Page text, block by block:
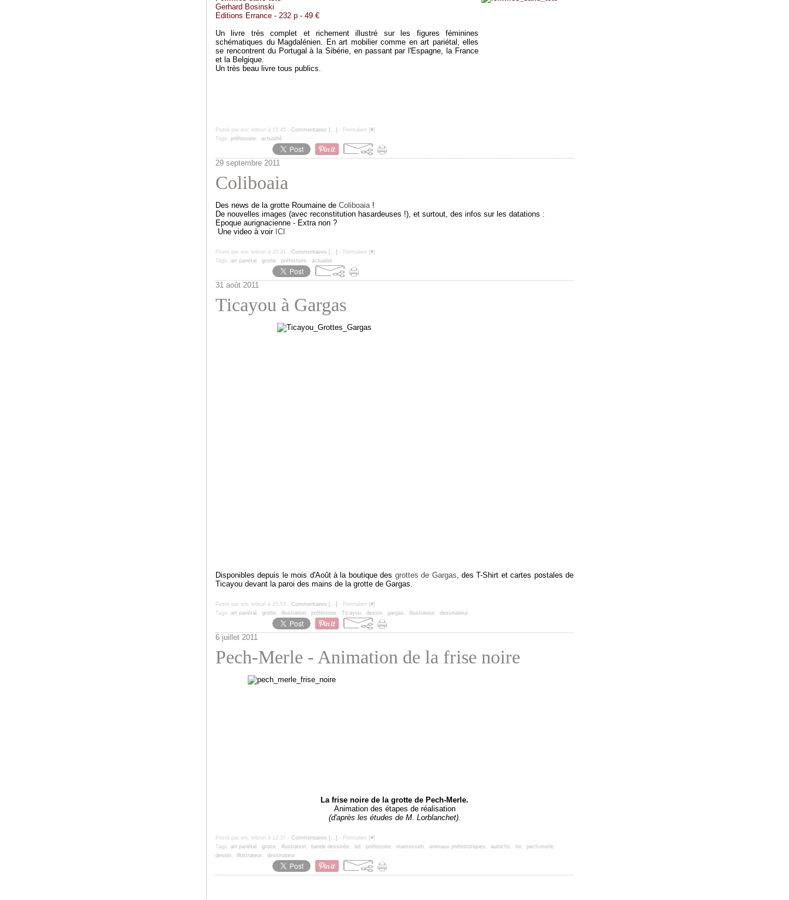
Gerhard Bosinski
Editions Errance - 232 p - 49 €
Un livre très complet et richement illustré sur les figures féminines
schématiques du Magdalénien. En art mobilier comme en art pariétal, elles
se rencontrent du Portugal à la Sibérie, en passant par l'Espagne, la France
et la Belgique.
Un très beau livre tous publics.
Posté par eric lebrun à 15:45 - Commentaires [ …] - Permalien [ #]
Tags: préhistoire, actualité
29 septembre 2011
Coliboaia
Des news de la grotte Roumaine de Coliboaia !
De nouvelles images (avec reconstitution hasardeuses !), et surtout, des infos sur les datations :
Epoque aurignacienne - Extra non ?
Une video à voir ICI
Posté par eric lebrun à 20:21 - Commentaires [ …] - Permalien [ #]
Tags: art pariétal , grotte, préhistoire, actualité
31 août 2011
Ticayou à Gargas
Disponibles depuis le mois d'Août à la boutique des grottes de Gargas, des T-Shirt et cartes postales de
Ticayou devant la paroi des mains de la grotte de Gargas.
Posté par eric lebrun à 15:53 - Commentaires [ …] - Permalien [ #]
Tags: art pariétal , grotte, illustration, préhistoire, Ticayou, dessin, gargas , illustrateur, dessinateur
6 juillet 2011
Pech-Merle - Animation de la frise noire
La frise noire de la grotte de Pech-Merle.
Animation des étapes de réalisation
(d'après les études de M. Lorblanchet).
Posté par eric lebrun à 12:37 - Commentaires [ …] - Permalien [ #]
Tags: art pariétal , grotte, illustration, bande dessinée, bd , préhistoire, mammouth, animaux préhistoriques , aurochs , lot , pech-merle,
dessin, illustrateur, dessinateur